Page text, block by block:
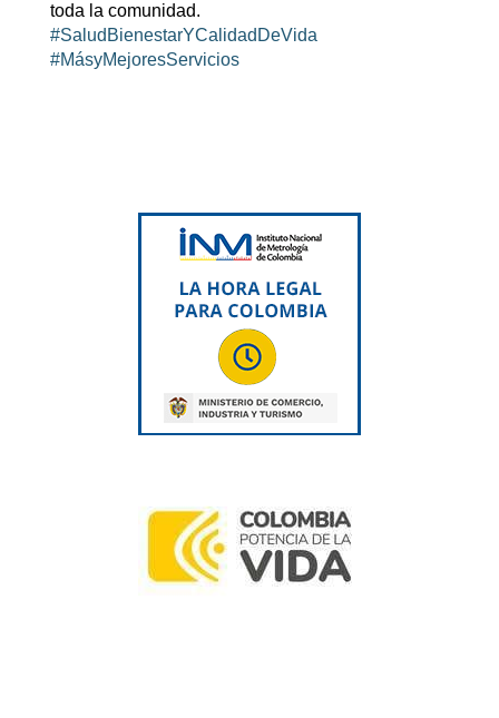
toda la comunidad.
#SaludBienestarYCalidadDeVida
#MásyMejoresServicios